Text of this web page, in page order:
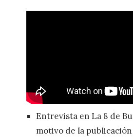
Entrevista en La 8 de
motivo de la